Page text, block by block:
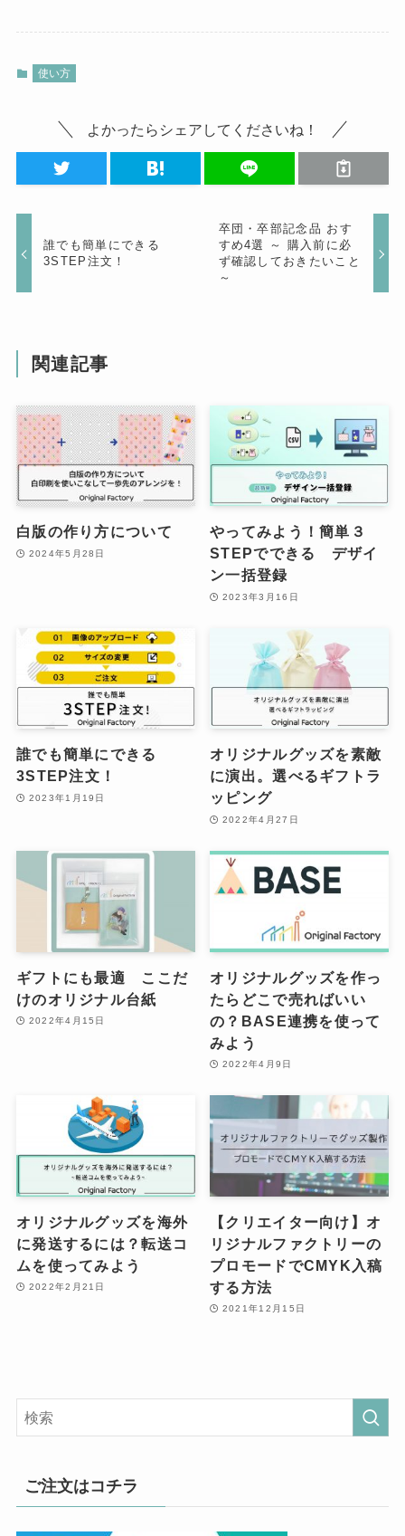
使い方
よかったらシェアしてくださいね！
誰でも簡単にできる
3STEP注文！
卒団・卒部記念品 おす
すめ4選 ～ 購入前に必
ず確認しておきたいこと
～
関連記事
白版の作り方について
2024年5月28日
やってみよう！簡単３
STEPでできる デザイ
ン一括登録
2023年3月16日
誰でも簡単にできる
3STEP注文！
2023年1月19日
オリジナルグッズを素敵
に演出。選べるギフトラ
ッピング
2022年4月27日
ギフトにも最適 ここだ
けのオリジナル台紙
2022年4月15日
オリジナルグッズを作っ
たらどこで売ればいい
の？BASE連携を使って
みよう
2022年4月9日
オリジナルグッズを海外
に発送するには？転送コ
ムを使ってみよう
2022年2月21日
【クリエイター向け】オ
リジナルファクトリーの
プロモードでCMYK入稿
する方法
2021年12月15日
ご注文はコチラ